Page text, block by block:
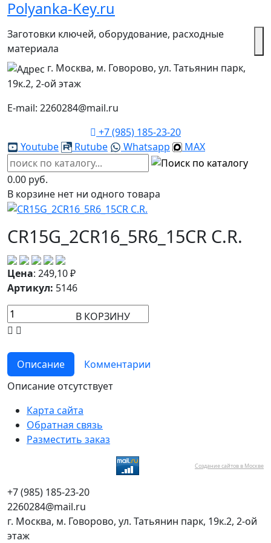
Polyanka-Key.ru
Заготовки ключей, оборудование, расходные
материала
г. Москва, м. Говорово, ул. Татьянин парк,
19к.2, 2-ой этаж
E-mail: 2260284@mail.ru
+7 (985) 185-23-20
Youtube
Rutube Whatsapp MAX
0.00 руб.
В корзине нет ни одного товара
CR15G_2CR16_5R6_15CR C.R.
Цена: 249,10₽
Артикул: 5146
В КОРЗИНУ
Описание
Комментарии
Описание отсутствует
Карта сайта
Обратная связь
Разместить заказ
Создание сайтов в Москве
+7 (985) 185-23-20
2260284@mail.ru
г. Москва, м. Говорово, ул. Татьянин парк, 19к.2, 2-ой
этаж